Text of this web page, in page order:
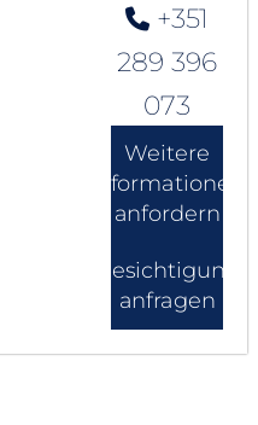
+351
289 396
073
Weitere
Informationen
anfordern
Besichtigung
anfragen